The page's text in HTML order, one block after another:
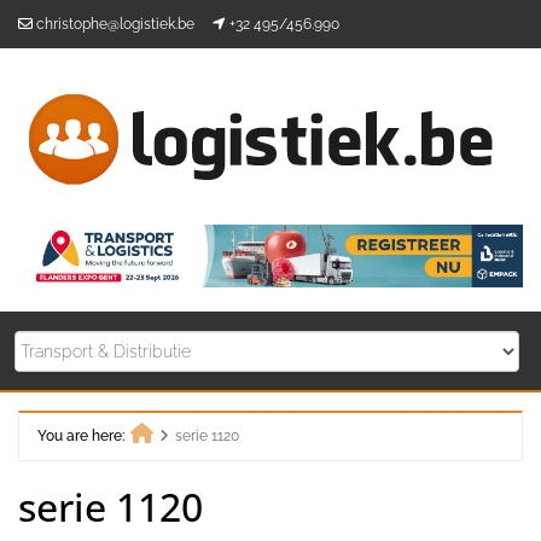
christophe@logistiek.be +32 495/456.990
You are here:
serie 1120
serie 1120